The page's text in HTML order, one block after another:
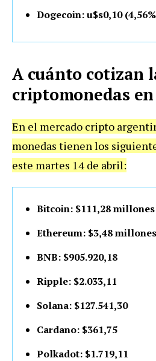
Dogecoin: u$s0,10
A cuánto cotizan
criptomonedas
En el mercado cripto
monedas tienen los
este martes 14 de abril:
Bitcoin: $111,28 millones
Ethereum: $3,48 millones
BNB: $905.920,18
Ripple: $2.033,11
Solana: $127.541,30
Cardano: $361,75
Polkadot: $1.719,11